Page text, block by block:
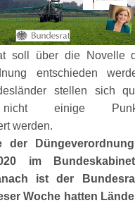
soll über die Novelle
entschieden
stellen sich
einige
werden.
der
im
ist der
Woche hatten